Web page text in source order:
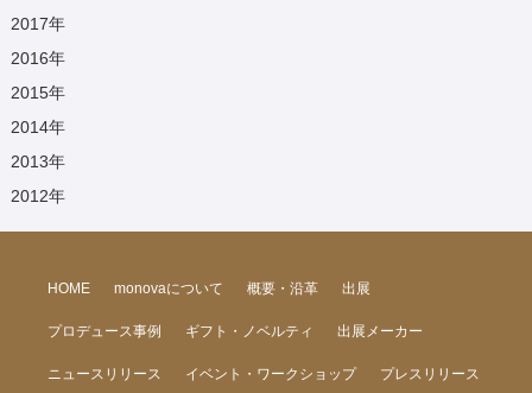
2017年
2016年
2015年
2014年
2013年
2012年
HOME monovaについて 概要・沿革 出展
プロデュース事例 ギフト・ノベルティ 出展メーカー
ニュースリリース イベント・ワークショップ プレスリリース